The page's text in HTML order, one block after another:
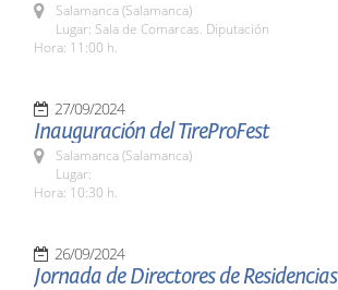
Salamanca (Salamanca)
Lugar: Sala de Comarcas. Diputación
Hora: 11:00 h.
27/09/2024
Inauguración del TireProFest
Salamanca (Salamanca)
Lugar:
Hora: 10:30 h.
26/09/2024
Jornada de Directores de Residencias